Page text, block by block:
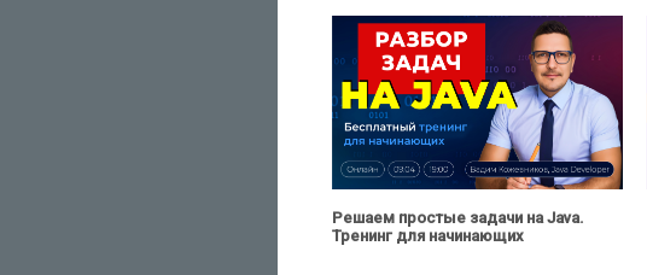
Решаем простые задачи на Java.
Тренинг для начинающих